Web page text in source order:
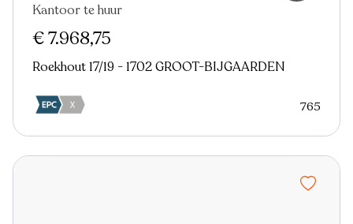
Kantoor te huur
€ 7.968,75
Roekhout 17/19 - 1702 GROOT-BIJGAARDEN
765